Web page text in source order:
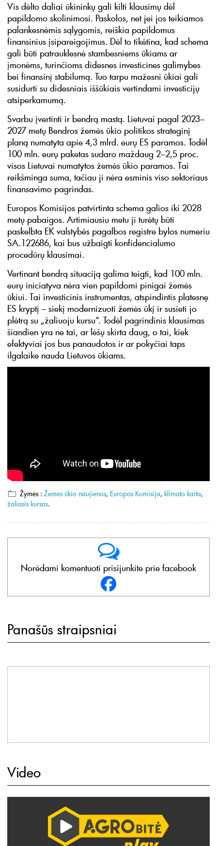
Vis dėlto daliai ūkininkų gali kilti klausimų dėl
papildomo skolinimosi. Paskolos, net jei jos teikiamos
palankesnėmis sąlygomis, reiškia papildomus
finansinius įsipareigojimus. Dėl to tikėtina, kad schema
gali būti patrauklesnė stambesniems ūkiams ar
įmonėms, turinčioms didesnes investicines galimybes
bei finansinį stabilumą. Tuo tarpu mažesni ūkiai gali
susidurti su didesniais iššūkiais vertindami investicijų
atsiperkamumą.
Svarbu įvertinti ir bendrą mastą. Lietuvai pagal 2023–
2027 metų Bendros žemės ūkio politikos strateginį
planą numatyta apie 4,3 mlrd. eurų ES paramos. Todėl
100 mln. eurų paketas sudaro maždaug 2–2,5 proc.
visos Lietuvai numatytos žemės ūkio paramos. Tai
reikšminga suma, tačiau ji nėra esminis viso sektoriaus
finansavimo pagrindas.
Europos Komisijos patvirtinta schema galios iki 2028
metų pabaigos. Artimiausiu metu ji turėtų būti
paskelbta EK valstybės pagalbos registre bylos numeriu
SA.122686, kai bus užbaigti konfidencialumo
procedūrų klausimai.
Vertinant bendrą situaciją galima teigti, kad 100 mln.
eurų iniciatyva nėra vien papildomi pinigai žemės
ūkiui. Tai investicinis instrumentas, atspindintis platesnę
ES kryptį – siekį modernizuoti žemės ūkį ir susieti jo
plėtrą su „žaliuoju kursu“. Todėl pagrindinis klausimas
šiandien yra ne tai, ar lėšų skirta daug, o tai, kiek
efektyviai jos bus panaudotos ir ar pokyčiai taps
ilgalaike nauda Lietuvos ūkiams.
Žymės : Žemės ūkio naujienos, Europos Komisija, klimato kaita,
žaliasis kursas.
Norėdami komentuoti prisijunkite prie facebook
Panašūs straipsniai
Video